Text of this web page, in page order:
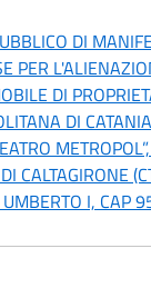
DI
PER
DI
DI
CALTAGIRONE
UMBERTO I, CAP